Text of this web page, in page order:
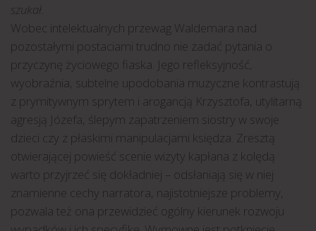
szukał.
Wobec intelektualnych przewag Waldemara nad
pozostałymi postaciami trudno nie zadać pytania o
przyczynę życiowego fiaska. Jego refleksyjność,
wyobraźnia, subtelne upodobania muzyczne kontrastują
z prymitywnym sprytem i arogancją Krzysztofa, utylitarną
agresją Józefa, ślepym zapatrzeniem siostry w swoje
dzieci czy z płaskimi manipulacjami księdza. Zresztą
otwierającej powieść scenie wizyty kapłana z kolędą
warto przyjrzeć się dokładniej – odsłaniają się w niej
znamienne cechy narratora, najistotniejsze problemy,
pozwala też ona przewidzieć ogólny kierunek rozwoju